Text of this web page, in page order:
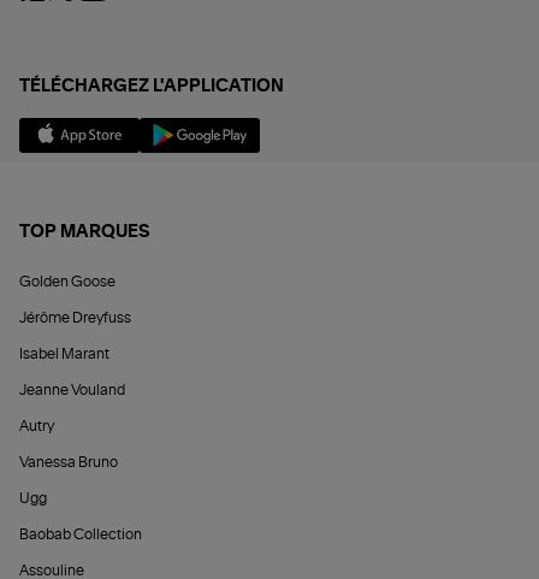
TÉLÉCHARGEZ L'APPLICATION
TOP MARQUES
Golden Goose
Jérôme Dreyfuss
Isabel Marant
Jeanne Vouland
Autry
Vanessa Bruno
Ugg
Baobab Collection
Assouline